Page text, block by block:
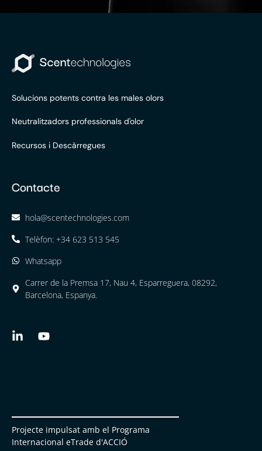
Solucions potents contra les males olors
Neutralitzadors professionals d'olor
Recursos i Descàrregues
Contacte
hola@scentechnologies.com
Telèfon: +34 623 513 545
Whatsapp
Carrer de la Premsa 17, Nau 4, Esparreguera, 08292,
Barcelona, Espanya.
Projecte impulsat amb el Programa
Internacional eTrade d'ACCIÓ